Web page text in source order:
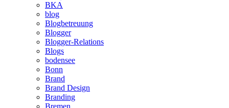
BKA
blog
Blogbetreuung
Blogger
Blogger-Relations
Blogs
bodensee
Bonn
Brand
Brand Design
Branding
Bremen